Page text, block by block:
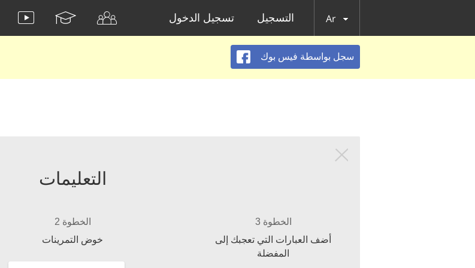
تسجيل الدخول التسجيل Ar
سجل بواسطة فيس بوك
التعليمات
الخطوة 2
خوض التمرينات
الخطوة 3
أضف العبارات التي تعجبك إلى
المفضلة